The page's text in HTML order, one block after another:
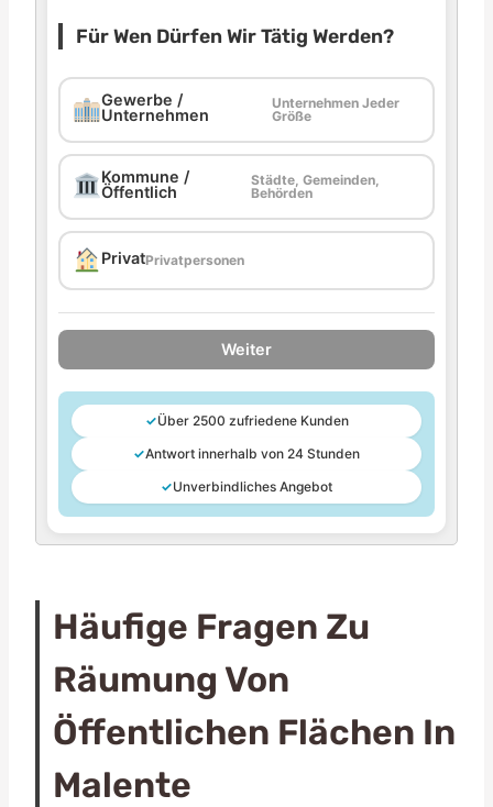
Für Wen Dürfen Wir Tätig Werden?
Gewerbe /
Unternehmen
Unternehmen Jeder
Größe
Kommune /
Öffentlich
Städte, Gemeinden,
Behörden
PrivatPrivatpersonen
Weiter
✓Über 2500 zufriedene Kunden
✓Antwort innerhalb von 24 Stunden
✓Unverbindliches Angebot
Häufige Fragen Zu
Räumung Von
Öffentlichen Flächen In
Malente